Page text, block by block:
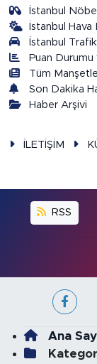
İstanbul
İstanbul Hava
İstanbul
Puan
Tüm
Son Dakika
Haber Arşivi
İLETİŞİM
RSS
Ana